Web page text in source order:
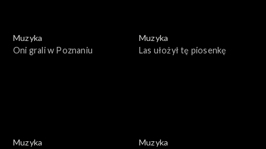
Muzyka
Oni grali w Poznaniu
Muzyka
Las ułożył tę piosenkę
Muzyka
Muzyka